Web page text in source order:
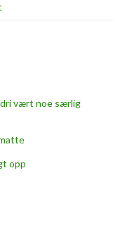
vært noe særlig
opp